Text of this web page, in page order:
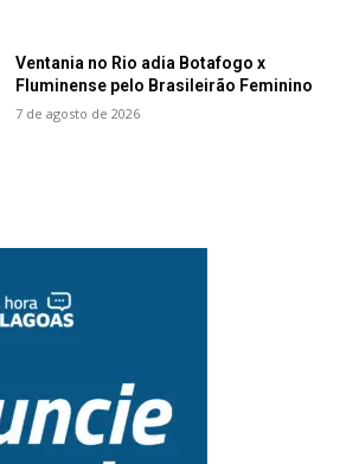
Ventania no Rio adia Botafogo x
Fluminense pelo Brasileirão Feminino
7 de agosto de 2026